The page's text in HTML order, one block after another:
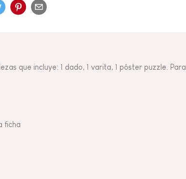
que incluye: 1 dado, 1 varita, 1 póster puzzle. Para
ficha